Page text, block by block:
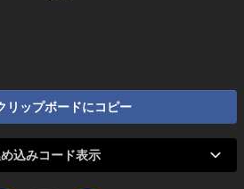
リップボードにコピー
込みコード表示